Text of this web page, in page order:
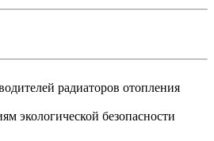
радиаторов отопления
экологической безопасности